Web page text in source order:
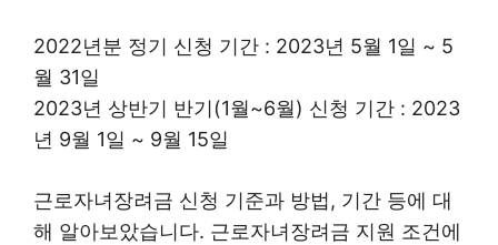
2022년분 정기 신청 기간 : 2023년 5월 1일 ~ 5
월 31일
2023년 상반기 반기(1월~6월) 신청 기간 : 2023
년 9월 1일 ~ 9월 15일
근로자녀장려금 신청 기준과 방법, 기간 등에 대
해 알아보았습니다. 근로자녀장려금 지원 조건에